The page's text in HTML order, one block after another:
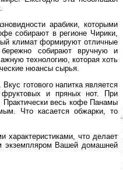
арабики, которыми
собирают в регионе Чирики,
климат формируют отличные
бережно собирают вручную и
технологию, которая хоть
нюансы сырья.
готового напитка является
и пряных нот. При
Практически весь кофе Панамы
Что касается обжарки, то
характеристиками, что делает
экземпляром Вашей домашней